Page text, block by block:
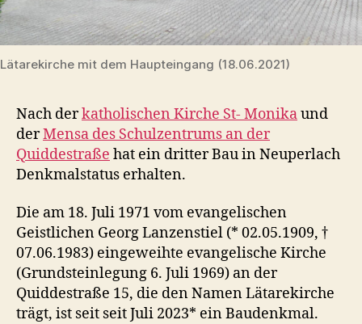
Lätarekirche mit dem Haupteingang (18.06.2021)
Nach derkatholischen Kirche St- Monikaund
derMensa des Schulzentrums an der
Quiddestraße hat ein dritter Bau in Neuperlach
Denkmalstatus erhalten.
Die am 18. Juli 1971 vom evangelischen
Geistlichen Georg Lanzenstiel (* 02.05.1909, †
07.06.1983) eingeweihte evangelische Kirche
(Grundsteinlegung 6. Juli 1969) an der
Quiddestraße 15, die den Namen Lätarekirche
trägt, ist seit seit Juli 2023* ein Baudenkmal.